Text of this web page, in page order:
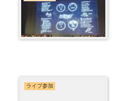
ライブ参加